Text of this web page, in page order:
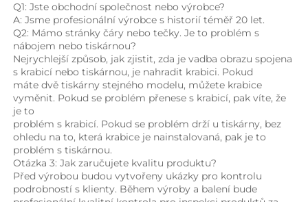
Q1: Jste obchodní společnost nebo výrobce?
A: Jsme profesionální výrobce s historií téměř 20 let.
Q2: Mámo stránky čáry nebo tečky. Je to problém s
nábojem nebo tiskárnou?
Nejrychlejší způsob, jak zjistit, zda je vadba obrazu spojena
s krabicí nebo tiskárnou, je nahradit krabici. Pokud
máte dvě tiskárny stejného modelu, můžete krabice
vyměnit. Pokud se problém přenese s krabicí, pak víte, že
je to
problém s krabicí. Pokud se problém drží u tiskárny, bez
ohledu na to, která krabice je nainstalovaná, pak je to
problém s tiskárnou.
Otázka 3: Jak zaručujete kvalitu produktu?
Před výrobou budou vytvořeny ukázky pro kontrolu
podrobností s klienty. Během výroby a balení bude